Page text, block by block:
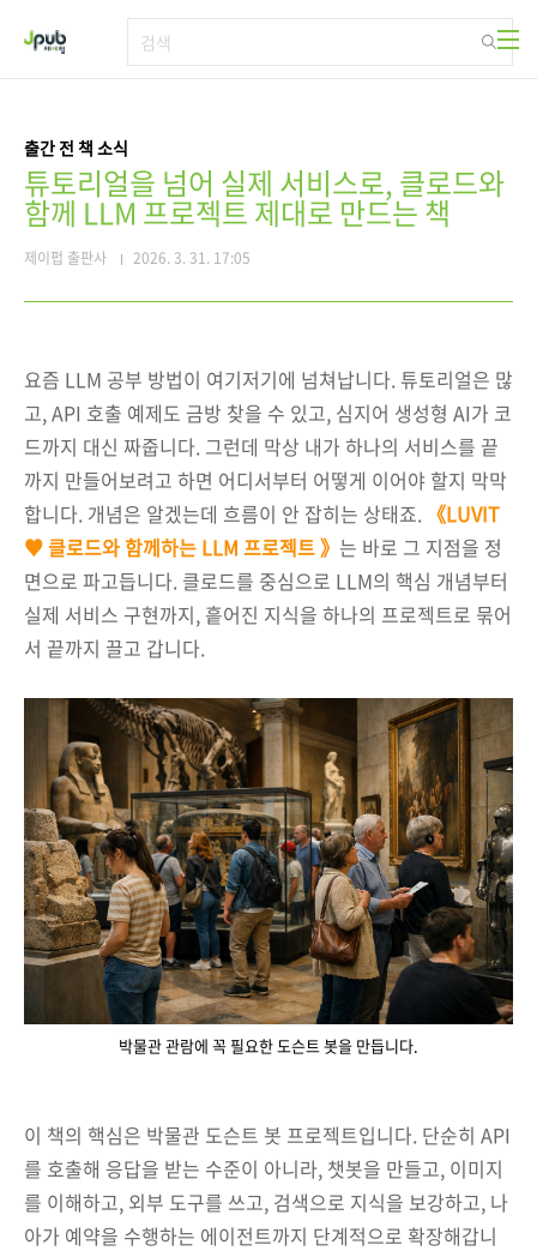
출간 전 책 소식
튜토리얼을 넘어 실제 서비스로, 클로드와
함께 LLM 프로젝트 제대로 만드는 책
제이펍 출판사 2026. 3. 31. 17:05
요즘 LLM 공부 방법이 여기저기에 넘쳐납니다. 튜토리얼은 많
고, API 호출 예제도 금방 찾을 수 있고, 심지어 생성형 AI가 코
드까지 대신 짜줍니다. 그런데 막상 내가 하나의 서비스를 끝
까지 만들어보려고 하면 어디서부터 어떻게 이어야 할지 막막
합니다. 개념은 알겠는데 흐름이 안 잡히는 상태죠. 《LUVIT
♥ 클로드와 함께하는 LLM 프로젝트 》 는 바로 그 지점을 정
면으로 파고듭니다. 클로드를 중심으로 LLM의 핵심 개념부터
실제 서비스 구현까지, 흩어진 지식을 하나의 프로젝트로 묶어
서 끝까지 끌고 갑니다.
박물관 관람에 꼭 필요한 도슨트 봇을 만듭니다.
이 책의 핵심은 박물관 도슨트 봇 프로젝트입니다. 단순히 API
를 호출해 응답을 받는 수준이 아니라, 챗봇을 만들고, 이미지
를 이해하고, 외부 도구를 쓰고, 검색으로 지식을 보강하고, 나
아가 예약을 수행하는 에이전트까지 단계적으로 확장해갑니